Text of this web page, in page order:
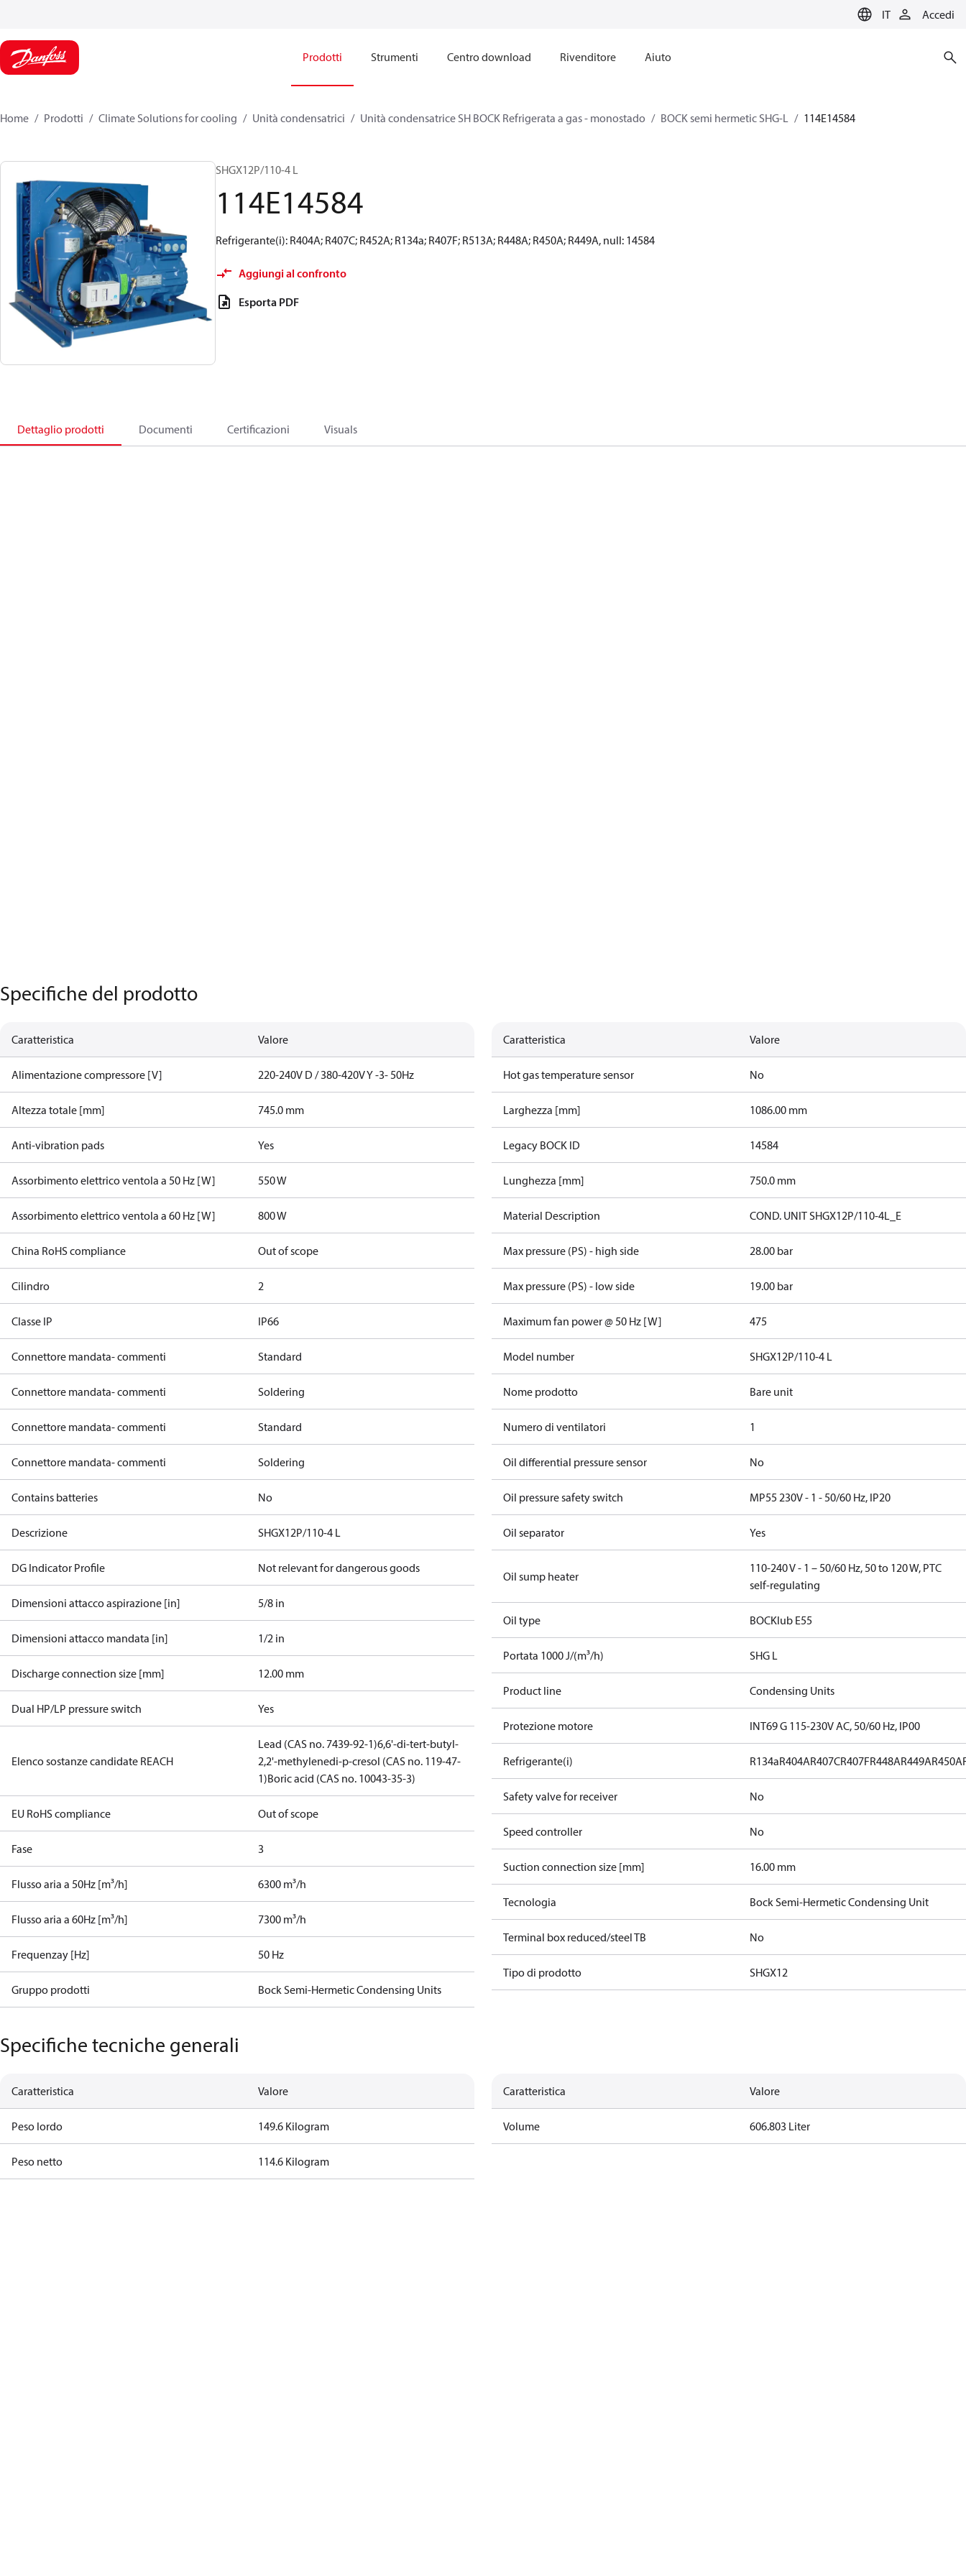
IT Accedi
Prodotti Strumenti Centro download Rivenditore Aiuto
Home Prodotti Climate Solutions for cooling Unità condensatrici Unità condensatrice SH BOCK Refrigerata a gas - monostado BOCK semi hermetic SHG-L 114E14584
SHGX12P/110-4 L
114E14584
Refrigerante(i): R404A; R407C; R452A; R134a; R407F; R513A; R448A; R450A; R449A, null: 14584
Aggiungi al confronto
Esporta PDF
Dettaglio prodotti Documenti Certificazioni Visuals
Specifiche del prodotto
Caratteristica Valore
Alimentazione compressore [V] 220-240V D / 380-420V Y -3- 50Hz
Altezza totale [mm] 745.0 mm
Anti-vibration pads Yes
Assorbimento elettrico ventola a 50 Hz [W] 550 W
Assorbimento elettrico ventola a 60 Hz [W] 800 W
China RoHS compliance Out of scope
Cilindro 2
Classe IP IP66
Connettore mandata- commenti Standard
Connettore mandata- commenti Soldering
Connettore mandata- commenti Standard
Connettore mandata- commenti Soldering
Contains batteries No
Descrizione SHGX12P/110-4 L
DG Indicator Profile Not relevant for dangerous goods
Dimensioni attacco aspirazione [in] 5/8 in
Dimensioni attacco mandata [in] 1/2 in
Discharge connection size [mm] 12.00 mm
Dual HP/LP pressure switch Yes
Elenco sostanze candidate REACH
Lead (CAS no. 7439-92-1)6,6'-di-tert-butyl-
2,2'-methylenedi-p-cresol (CAS no. 119-47-
1)Boric acid (CAS no. 10043-35-3)
EU RoHS compliance Out of scope
Fase 3
Flusso aria a 50Hz [m³/h] 6300 m³/h
Flusso aria a 60Hz [m³/h] 7300 m³/h
Frequenzay [Hz] 50 Hz
Gruppo prodotti Bock Semi-Hermetic Condensing Units
Caratteristica Valore
Hot gas temperature sensor No
Larghezza [mm] 1086.00 mm
Legacy BOCK ID 14584
Lunghezza [mm] 750.0 mm
Material Description COND. UNIT SHGX12P/110-4L_E
Max pressure (PS) - high side 28.00 bar
Max pressure (PS) - low side 19.00 bar
Maximum fan power @ 50 Hz [W] 475
Model number SHGX12P/110-4 L
Nome prodotto Bare unit
Numero di ventilatori 1
Oil differential pressure sensor No
Oil pressure safety switch MP55 230V - 1 - 50/60 Hz, IP20
Oil separator Yes
Oil sump heater
110-240 V - 1 – 50/60 Hz, 50 to 120 W, PTC
self-regulating
Oil type BOCKlub E55
Portata 1000 J/(m³/h) SHG L
Product line Condensing Units
Protezione motore INT69 G 115-230V AC, 50/60 Hz, IP00
Refrigerante(i) R134aR404AR407CR407FR448AR449AR450A
Safety valve for receiver No
Speed controller No
Suction connection size [mm] 16.00 mm
Tecnologia Bock Semi-Hermetic Condensing Unit
Terminal box reduced/steel TB No
Tipo di prodotto SHGX12
Specifiche tecniche generali
Caratteristica Valore
Peso lordo 149.6 Kilogram
Peso netto 114.6 Kilogram
Caratteristica Valore
Volume 606.803 Liter